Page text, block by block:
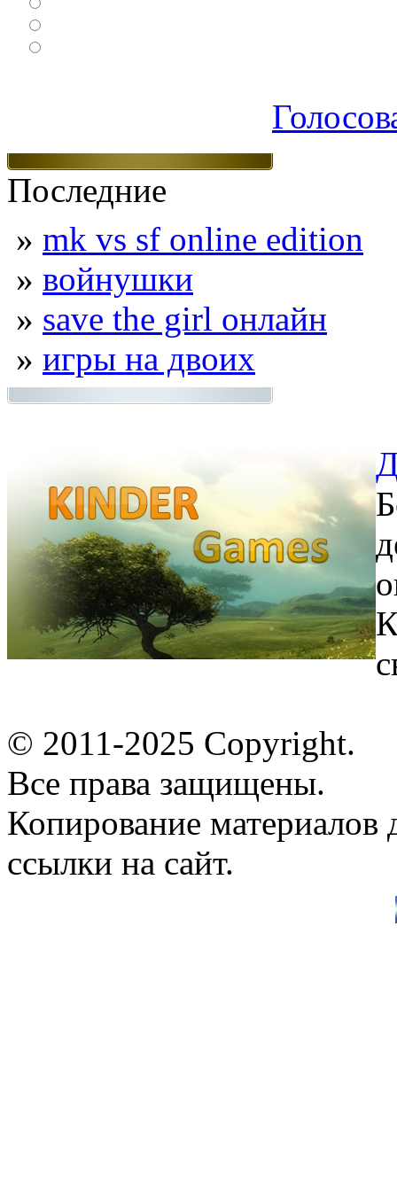
Последние
» mk vs sf online edition
» войнушки
» save the girl онлайн
» игры на двоих
© 2011-2025 Copyright.
Все права защищены.
Копирование материалов
ссылки на сайт.